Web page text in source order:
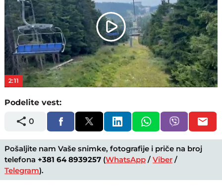
Play
Video
2:11
Podelite vest:
0
Pošaljite nam Vaše snimke, fotografije i priče na broj
telefona +381 64 8939257 (WhatsApp /Viber /
Telegram).